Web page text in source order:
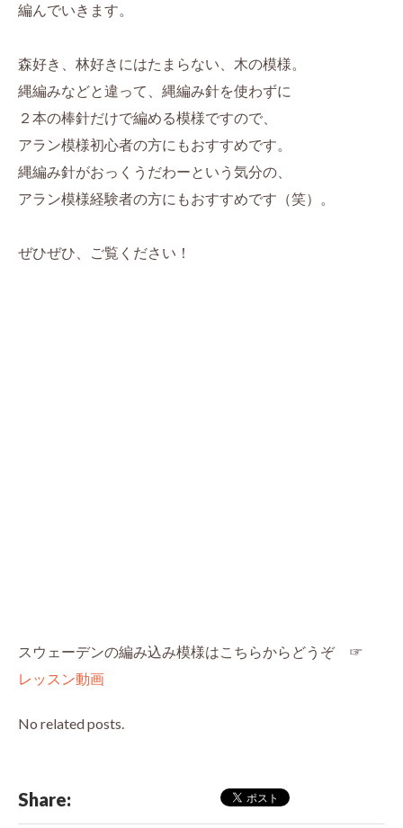
編んでいきます。
森好き、林好きにはたまらない、木の模様。
縄編みなどと違って、縄編み針を使わずに
２本の棒針だけで編める模様ですので、
アラン模様初心者の方にもおすすめです。
縄編み針がおっくうだわーという気分の、
アラン模様経験者の方にもおすすめです（笑）。
ぜひぜひ、ご覧ください！
スウェーデンの編み込み模様はこちらからどうぞ ☞
レッスン動画
No related posts.
Share: